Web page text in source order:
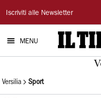
Il
Tirreno
Iscriviti alle Newsletter
MENU
Versilia Sport